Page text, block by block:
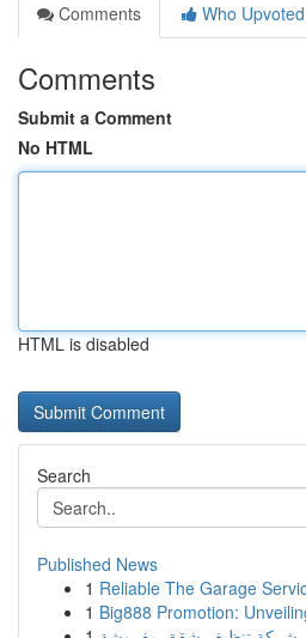
Comments
Who Upvoted
Comments
Submit a Comment
No HTML
HTML is disabled
Search
Published News
1 Reliable The Garage
1 Big888 Promotion: